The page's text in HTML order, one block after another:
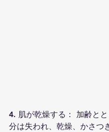
4. 肌が乾燥する： 加齢と
分は失われ、乾燥、かさつ